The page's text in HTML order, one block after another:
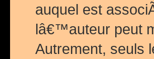
auquel est
lâ€™auteur peut
Autrement, seuls